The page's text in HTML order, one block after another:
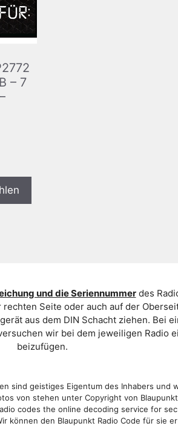
– 7
und die Seriennummerdes
Seite oder auch auf der
aus dem DIN Schacht ziehen. Bei
wir bei dem jeweiligen Radio
beizufügen.
sind geistiges Eigentum des Inhabers und
von stehen unter Copyright von
codes the online decoding service for
können den Blaupunkt Radio Code für sie